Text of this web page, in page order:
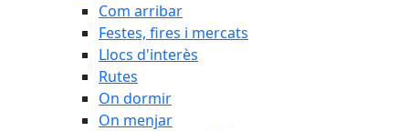
Com arribar
Festes, fires i mercats
Llocs d'interès
Rutes
On dormir
On menjar